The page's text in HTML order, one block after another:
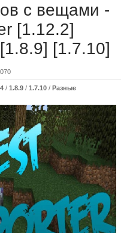
с вещами -
[1.12.2]
[1.7.10]
/ 1.8.9 / 1.7.10 / Разные